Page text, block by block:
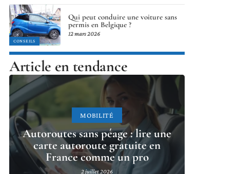
CONSEILS
Qui peut conduire une voiture sans
permis en Belgique ?
12 mars 2026
Article en tendance
MOBILITÉ
Autoroutes sans péage : lire une
carte autoroute gratuite en
France comme un pro
2 juillet 2026